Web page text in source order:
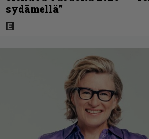
sydämellä”